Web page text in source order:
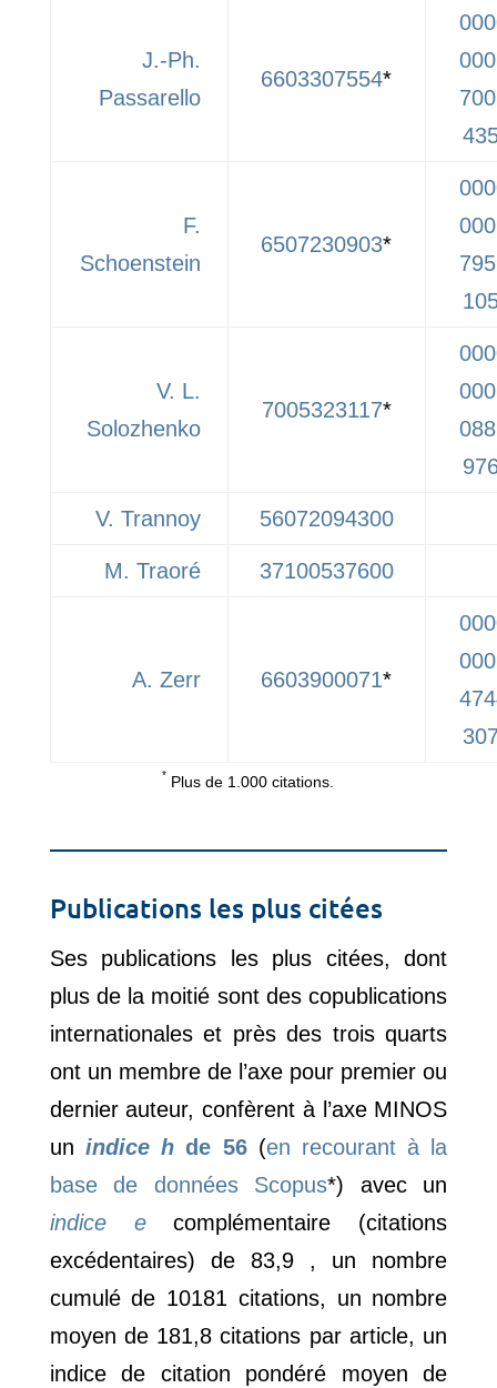
J.-Ph.
Passarello
6603307554*
F.
Schoenstein
6507230903*
V. L.
Solozhenko
7005323117*
V. Trannoy 56072094300
M. Traoré 37100537600
A. Zerr 6603900071*
* Plus de 1.000 citations.
Publications les plus citées
Ses publications les plus citées, dont
plus de la moitié sont des copublications
internationales et près des trois quarts
ont un membre de l’axe pour premier ou
dernier auteur, confèrent à l’axe MINOS
un indice h de 56(en recourant à la
base de données Scopus*) avec un
indice ecomplémentaire (citations
excédentaires) de 83,9 , un nombre
cumulé de 10181 citations, un nombre
moyen de 181,8 citations par article, un
indice de citation pondéré moyen de